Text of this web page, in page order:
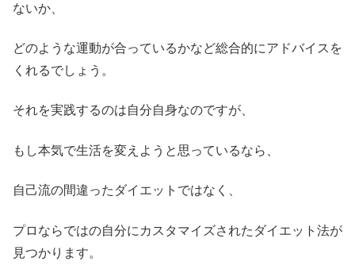
ないか、
どのような運動が合っているかなど総合的にアドバイスを
くれるでしょう。
それを実践するのは自分自身なのですが、
もし本気で生活を変えようと思っているなら、
自己流の間違ったダイエットではなく、
プロならではの自分にカスタマイズされたダイエット法が
見つかります。